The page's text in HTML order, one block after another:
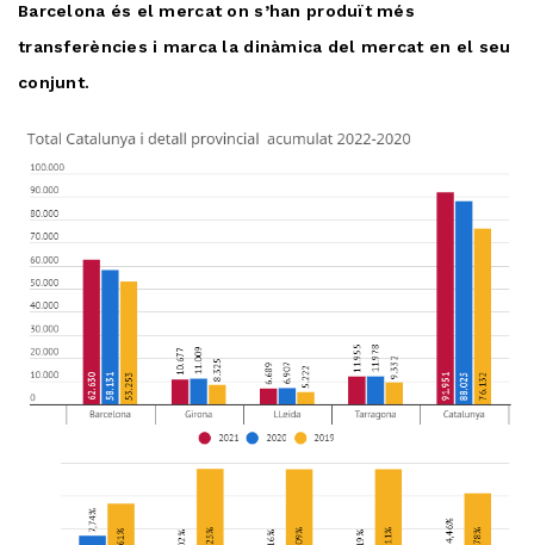
Barcelona és el mercat on s’han produït més
transferències i marca la dinàmica del mercat en el seu
conjunt.